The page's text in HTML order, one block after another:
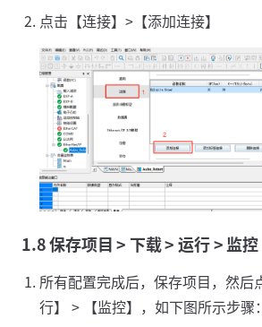
点击【连接】>【添加连接】
1.8 保存项目 > 下载 > 运行 > 监控
所有配置完成后，保存项目，然后
行】 > 【监控】，如下图所示步骤：